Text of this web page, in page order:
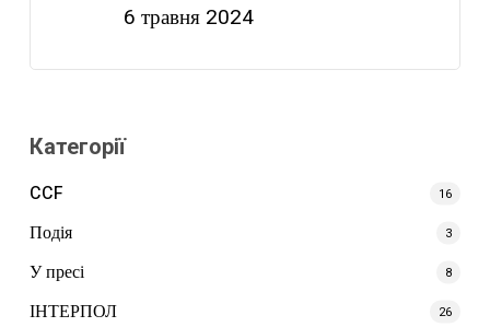
6 травня 2024
Категорії
CCF
16
Подія 3
У пресі 8
ІНТЕРПОЛ 26